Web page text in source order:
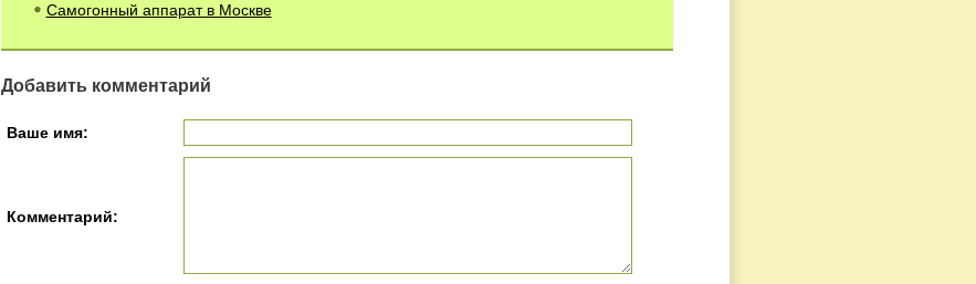
Самогонный аппарат в Москве
Добавить комментарий
Ваше имя:
Комментарий: